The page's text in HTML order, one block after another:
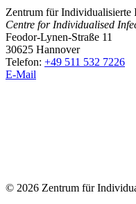
Zentrum für Individualisierte
Centre for Individualised
Feodor-Lynen-Straße 11
30625 Hannover
Telefon: +49 511 532 7226
E-Mail
© 2026 Zentrum für